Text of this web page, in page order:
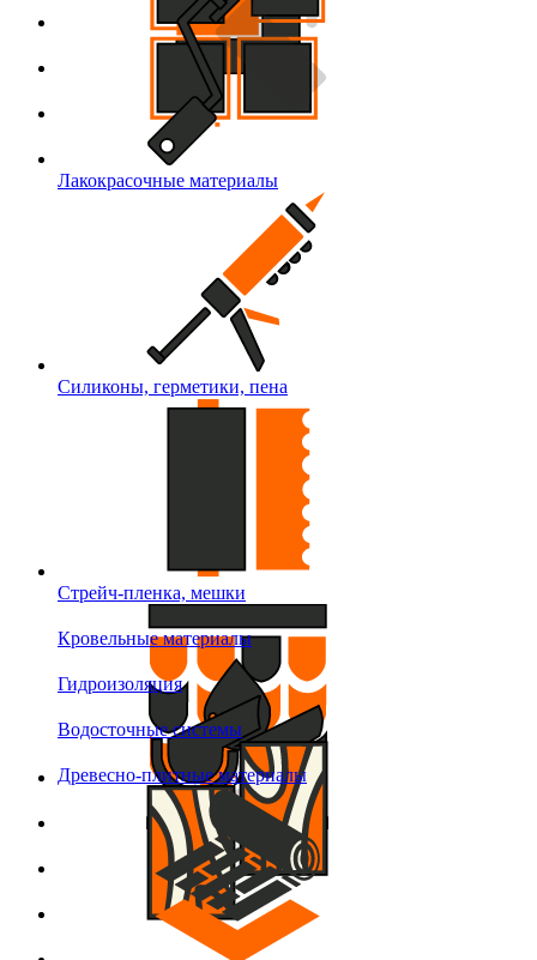
Лакокрасочные материалы
Силиконы, герметики, пена
Стрейч-пленка, мешки
Кровельные материалы
Гидроизоляция
Водосточные системы
Древесно-плитные материалы